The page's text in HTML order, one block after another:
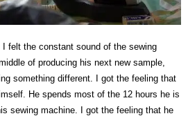
felt the constant sound of the sewing
of producing his next new sample,
something different. I got the feeling that
He spends most of the 12 hours he is
sewing machine. I got the feeling that he